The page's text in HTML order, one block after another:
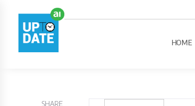
HOME
SHARE